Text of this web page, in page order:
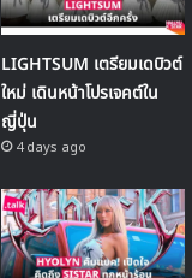
LIGHTSUM เตรียมเดบิวต์
ใหม่ เดินหน้าโปรเจคต์ใน
ญี่ปุ่น
4 days ago